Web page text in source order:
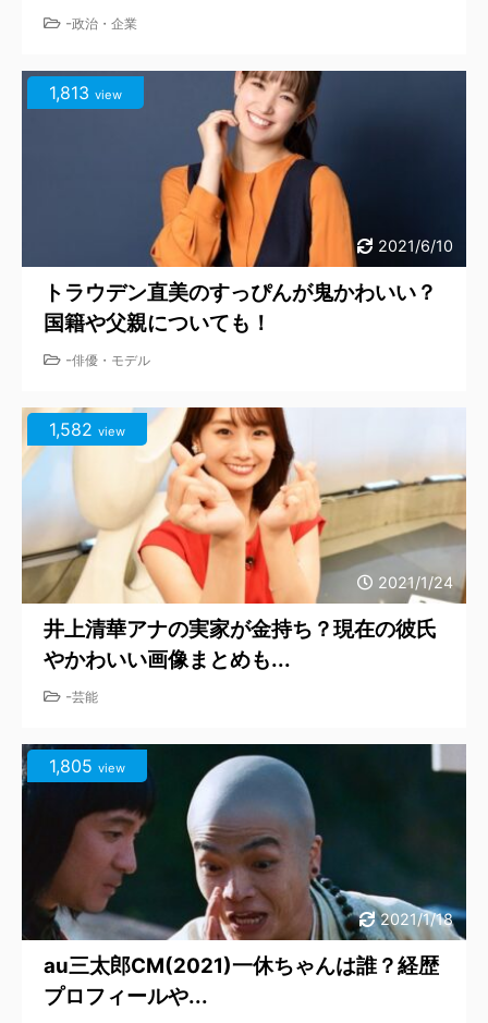
-政治・企業
2021/6/10
1,813 view
トラウデン直美のすっぴんが鬼かわいい？
国籍や父親についても！
-俳優・モデル
2021/1/24
1,582 view
井上清華アナの実家が金持ち？現在の彼氏
やかわいい画像まとめも...
-芸能
2021/1/18
1,805 view
au三太郎CM(2021)一休ちゃんは誰？経歴
プロフィールや...